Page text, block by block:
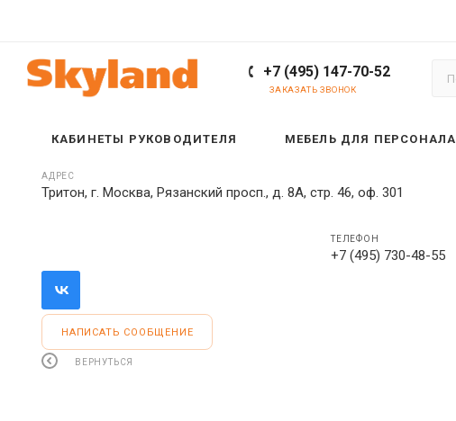
+7 (495) 147-70-52
ЗАКАЗАТЬ ЗВОНОК
КАБИНЕТЫ РУКОВОДИТЕЛЯ МЕБЕЛЬ ДЛЯ ПЕРСОНАЛА
АДРЕС
Тритон, г. Москва, Рязанский просп., д. 8А, стр. 46, оф. 301
ТЕЛЕФОН
+7 (495) 730-48-55
НАПИСАТЬ СООБЩЕНИЕ
ВЕРНУТЬСЯ